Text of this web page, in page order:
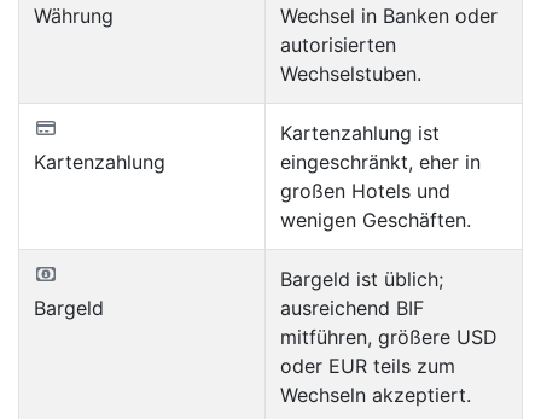
Währung
Wechsel in Banken oder
autorisierten
Wechselstuben.
Kartenzahlung
Kartenzahlung ist
eingeschränkt, eher in
großen Hotels und
wenigen Geschäften.
Bargeld
Bargeld ist üblich;
ausreichend BIF
mitführen, größere USD
oder EUR teils zum
Wechseln akzeptiert.